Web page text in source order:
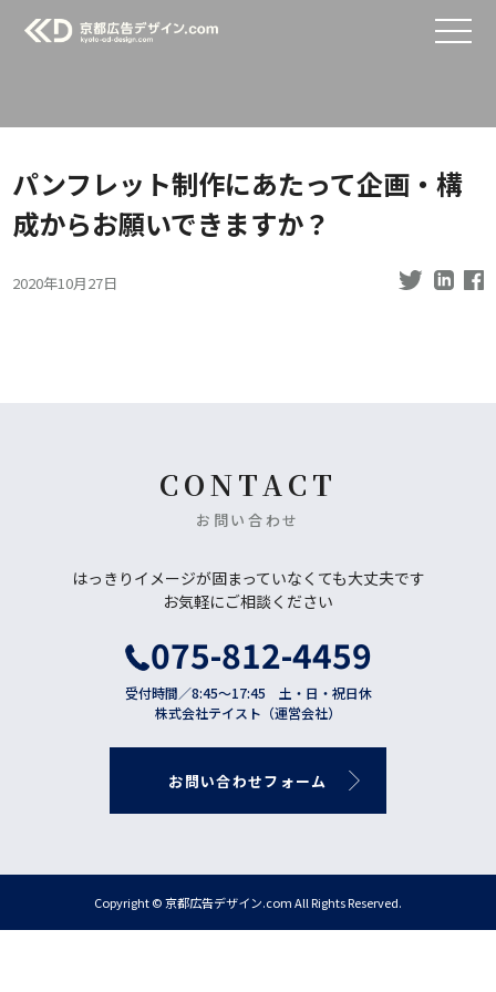
パンフレット制作にあたって企画・構
成からお願いできますか？
2020年10月27日
CONTACT
お問い合わせ
はっきりイメージが固まっていなくても大丈夫です
お気軽にご相談ください
075-812-4459
受付時間／8:45〜17:45 土・日・祝日休
株式会社テイスト（運営会社）
お問い合わせフ ォーム
Copyright © 京都広告デザイン.com All Rights Reserved.